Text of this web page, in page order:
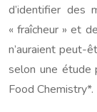
d’identifier des
« fraîcheur » et
n’auraient peut-
selon une étude
Food Chemistry*.